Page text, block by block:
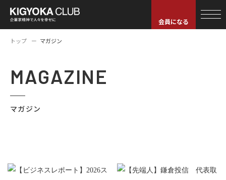
会員になる
トップ マガジン
MAGAZINE
マガジン